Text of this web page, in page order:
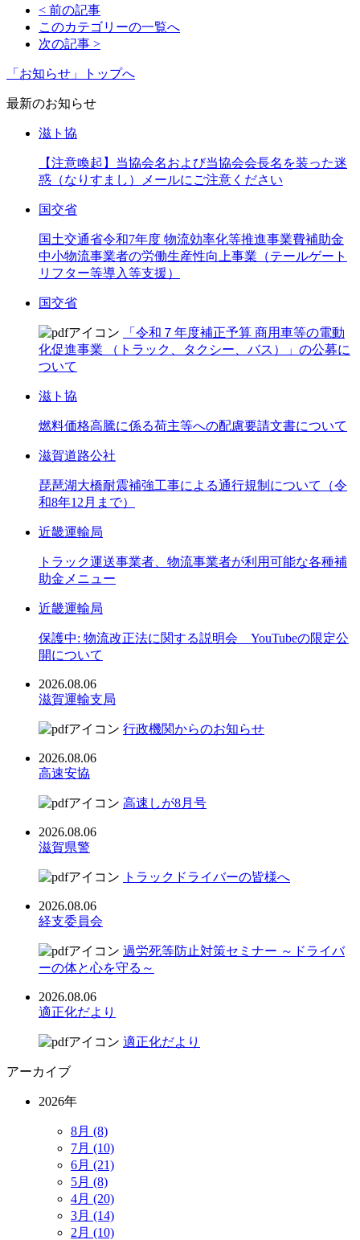
< 前の記事
このカテゴリーの一覧へ
次の記事 >
「お知らせ」トップへ
最新のお知らせ
滋ト協
【注意喚起】当協会名および当協会会長名を装った迷
惑（なりすまし）メールにご注意ください
国交省
国土交通省令和7年度 物流効率化等推進事業費補助金
中小物流事業者の労働生産性向上事業（テールゲート
リフター等導入等支援）
国交省
「令和７年度補正予算 商用車等の電動
化促進事業 （トラック、タクシー、バス）」の公募に
ついて
滋ト協
燃料価格高騰に係る荷主等への配慮要請文書について
滋賀道路公社
琵琶湖大橋耐震補強工事による通行規制について（令
和8年12月まで）
近畿運輸局
トラック運送事業者、物流事業者が利用可能な各種補
助金メニュー
近畿運輸局
保護中: 物流改正法に関する説明会 YouTubeの限定公
開について
2026.08.06
滋賀運輸支局
行政機関からのお知らせ
2026.08.06
高速安協
高速しが8月号
2026.08.06
滋賀県警
トラックドライバーの皆様へ
2026.08.06
経支委員会
過労死等防止対策セミナー ～ドライバ
ーの体と心を守る～
2026.08.06
適正化だより
適正化だより
アーカイブ
2026年
8月 (8)
7月 (10)
6月 (21)
5月 (8)
4月 (20)
3月 (14)
2月 (10)